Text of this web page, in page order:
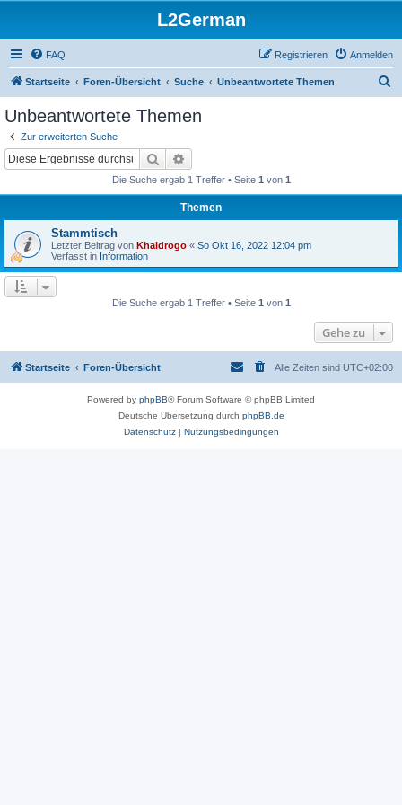
L2German
FAQ Anmelden
Registrieren
Startseite Foren-Übersicht Suche Unbeantwortete Themen
Unbeantwortete Themen
Zur erweiterten Suche
Suche
Die Suche ergab 1 Treffer • Seite 1 von 1
Themen
Stammtisch
Letzter Beitrag von Khaldrogo « So Okt 16, 2022 12:04 pm
Verfasst in Information
Die Suche ergab 1 Treffer • Seite 1 von 1
Gehe zu
Startseite Foren-Übersicht Alle Zeiten sind UTC+02:00
Powered by phpBB® Forum Software © phpBB Limited
Deutsche Übersetzung durch phpBB.de
Datenschutz| Nutzungsbedingungen